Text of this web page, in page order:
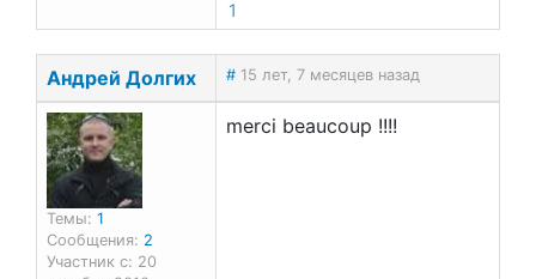
francais.ru
1
Андрей Долгих # 15 лет, 7 месяцев назад
Темы: 1
Сообщения: 2
Участник с: 20
merci beaucoup !!!!